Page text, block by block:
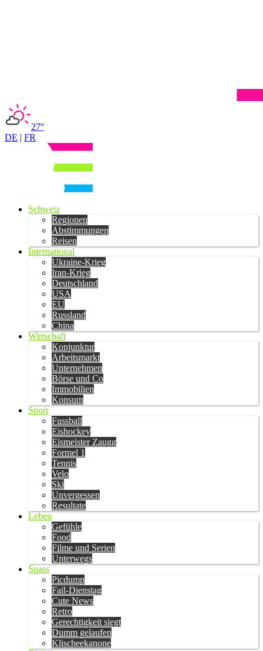
27°
DE | FR
Schweiz
Regionen
Abstimmungen
Reisen
International
Ukraine-Krieg
Iran-Krieg
Deutschland
USA
EU
Russland
China
Wirtschaft
Konjunktur
Arbeitsmarkt
Unternehmen
Börse und Co
Immobilien
Konsum
Sport
Fussball
Eishockey
Eismeister Zaugg
Formel 1
Tennis
Velo
Ski
Unvergessen
Resultate
Leben
Gefühle
Food
Filme und Serien
Unterwegs
Spass
Picdump
Fail-Dienstag
Cute News
Retro
Gerechtigkeit siegt
Dumm gelaufen
Klischeekanone